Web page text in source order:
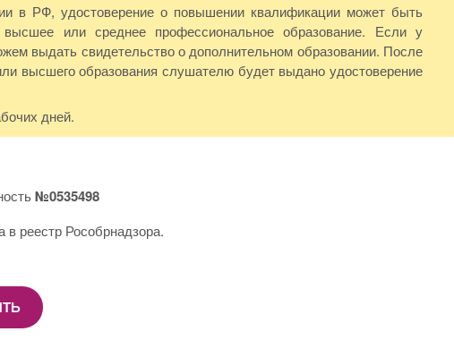
в РФ, удостоверение о повышении квалификации может быть
или среднее профессиональное образование. Если у
выдать свидетельство о дополнительном образовании. После
высшего образования слушателю будет выдано удостоверение
дней.
№0535498
реестр Рособрнадзора.